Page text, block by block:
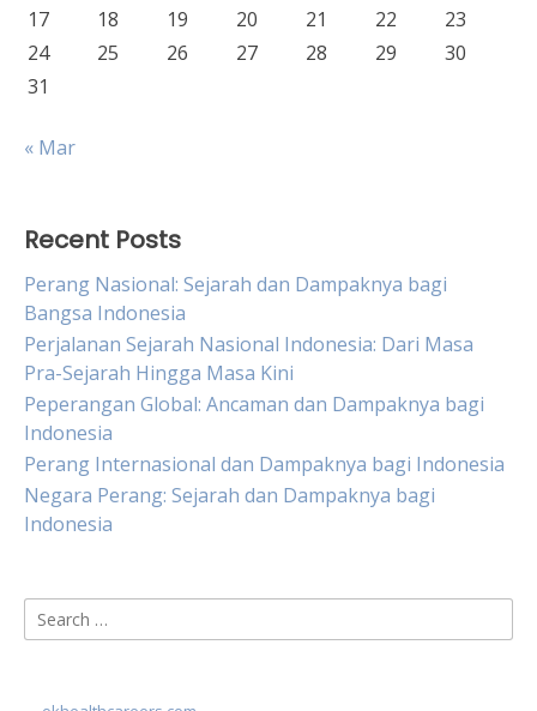
17
18 19 20 21 22
23
24
25 26 27 28 29
30
31
« Mar
Recent Posts
Perang Nasional: Sejarah dan Dampaknya bagi
Bangsa Indonesia
Perjalanan Sejarah Nasional Indonesia: Dari Masa
Pra-Sejarah Hingga Masa Kini
Peperangan Global: Ancaman dan Dampaknya bagi
Indonesia
Perang Internasional dan Dampaknya bagi Indonesia
Negara Perang: Sejarah dan Dampaknya bagi
Indonesia
Search
for: